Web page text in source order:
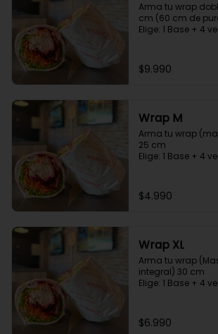
Arma tu wrap
cm (60 cm de
Elige: 1 Base + 4
$9.990
Wrap M
Arma tu wrap
25 cm
Elige: 1 Base + 4
$4.990
Wrap XL
Arma tu wrap
integral) 30 cm
Elige: 1 Base + 4
$6.990